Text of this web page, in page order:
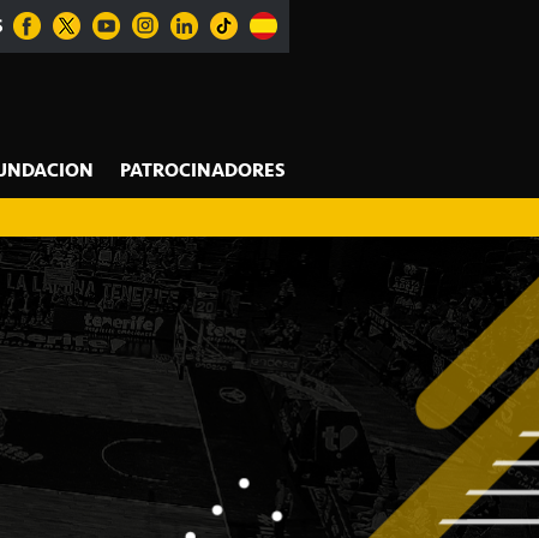
PATROCINADORES